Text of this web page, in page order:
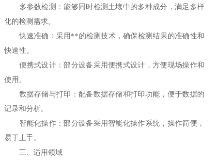
多参数检测：能够同时检测土壤中的多种成分，满足多样
化的检测需求。
快速准确：采用**的检测技术，确保检测结果的准确性和
快速性。
便携式设计：部分设备采用便携式设计，方便现场操作和
使用。
数据存储与打印：配备数据存储和打印功能，便于数据的
记录和分析。
智能化操作：部分设备采用智能化操作系统，操作简便，
易于上手。
三、适用领域